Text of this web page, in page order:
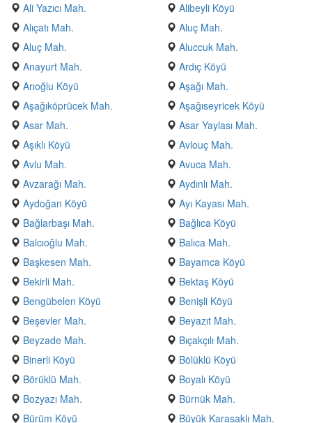
Ali Yazıcı Mah.
Alibeyli Köyü
Alıçatı Mah.
Aluç Mah.
Aluç Mah.
Aluccuk Mah.
Anayurt Mah.
Ardıç Köyü
Arıoğlu Köyü
Aşağı Mah.
Aşağıköprücek Mah.
Aşağıseyricek Köyü
Asar Mah.
Asar Yaylası Mah.
Aşıklı Köyü
Avlouç Mah.
Avlu Mah.
Avuca Mah.
Avzarağı Mah.
Aydınlı Mah.
Aydoğan Köyü
Ayı Kayası Mah.
Bağlarbaşı Mah.
Bağlıca Köyü
Balcıoğlu Mah.
Balıca Mah.
Başkesen Mah.
Bayamca Köyü
Bekirli Mah.
Bektaş Köyü
Bengübelen Köyü
Benişli Köyü
Beşevler Mah.
Beyazıt Mah.
Beyzade Mah.
Bıçakçılı Mah.
Binerli Köyü
Bölüklü Köyü
Börüklü Mah.
Boyalı Köyü
Bozyazı Mah.
Bürnük Mah.
Bürüm Köyü
Büyük Karasaklı Mah.